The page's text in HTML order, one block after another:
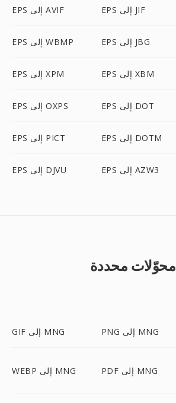
EPS إلى AVIF EPS إلى JIF
EPS إلى WBMP EPS إلى JBG
EPS إلى XPM EPS إلى XBM
EPS إلى OXPS EPS إلى DOT
EPS إلى PICT EPS إلى DOTM
EPS إلى DJVU EPS إلى AZW3
محوّلات محددة
GIF إلى MNG PNG إلى MNG
WEBP إلى MNG PDF إلى MNG